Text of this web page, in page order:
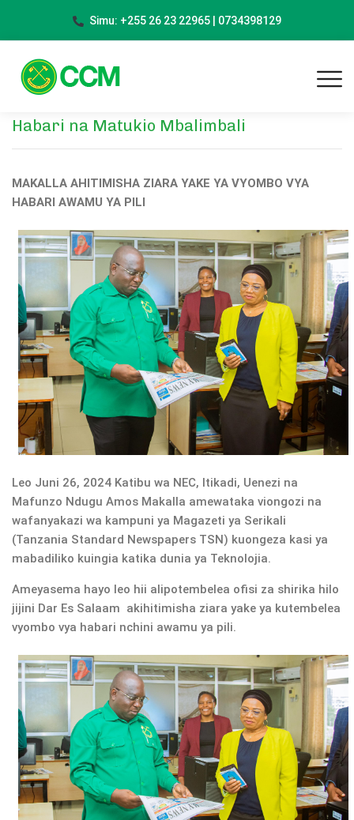
Simu: +255 26 23 22965 | 0734398129
Habari na Matukio Mbalimbali
MAKALLA AHITIMISHA ZIARA YAKE YA VYOMBO VYA
HABARI AWAMU YA PILI
Leo Juni 26, 2024 Katibu wa NEC, Itikadi, Uenezi na
Mafunzo Ndugu Amos Makalla amewataka viongozi na
wafanyakazi wa kampuni ya Magazeti ya Serikali
(Tanzania Standard Newspapers TSN) kuongeza kasi ya
mabadiliko kuingia katika dunia ya Teknolojia.
Ameyasema hayo leo hii alipotembelea ofisi za shirika hilo
jijini Dar Es Salaam akihitimisha ziara yake ya kutembelea
vyombo vya habari nchini awamu ya pili.